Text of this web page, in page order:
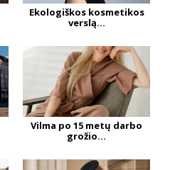
Ekologiškos kosmetikos
verslą...
Vilma po 15 metų darbo
grožio...